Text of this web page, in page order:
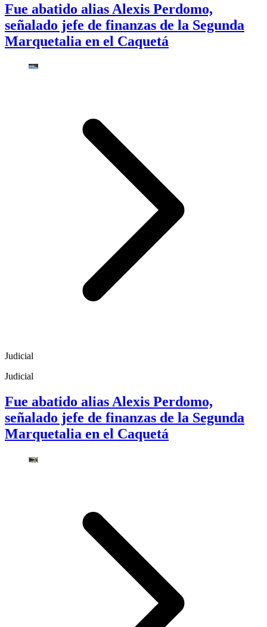
Fue abatido alias Alexis Perdomo,
señalado jefe de finanzas de la Segunda
Marquetalia en el Caquetá
Judicial
Judicial
Fue abatido alias Alexis Perdomo,
señalado jefe de finanzas de la Segunda
Marquetalia en el Caquetá